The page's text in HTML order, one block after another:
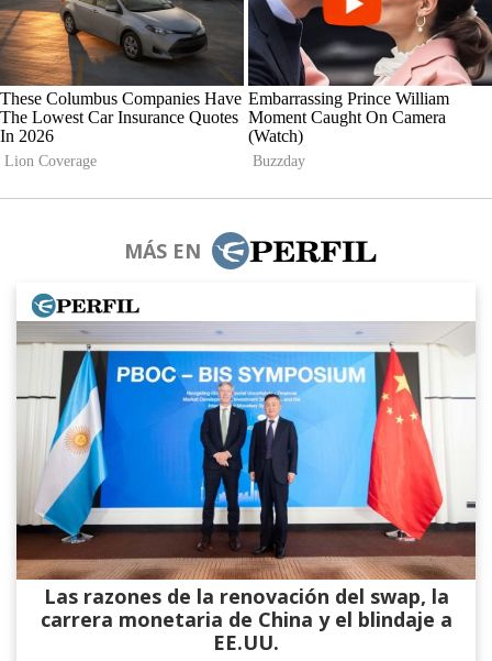
MÁS EN
Las razones de la renovación del swap, la
carrera monetaria de China y el blindaje a
EE.UU.